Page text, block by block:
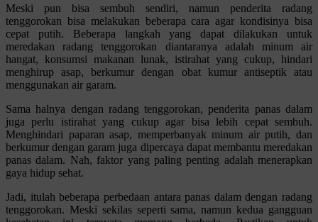
Meski pun bisa sembuh sendiri, namun penderita radang
tenggorokan bisa melakukan beberapa cara agar kondisinya bisa
cepat putih. Beberapa langkah yang dapat dilakukan untuk
meredakan radang tenggorokan diantaranya adalah minum air
hangat, konsumsi makanan lunak, istirahat yang cukup, hindari
menghirup asap, berkumur dengan obat kumur antiseptik atau
menggunakan air garam.
Sama halnya dengan radang tenggorokan, penderita panas dalam
juga perlu istirahat yang cukup agar bisa lebih cepat sembuh.
Menghindari paparan asap, memperbanyak minum air putih, dan
berkumur dengan garam juga dipercaya dapat membantu meredakan
panas dalam. Nah, faktor yang paling penting adalah menerapkan
gaya hidup sehat.
Jadi, itulah beberapa perbedaan antara panas dalam dengan radang
tenggorokan. Meski sekilas seperti sama, namun kedua gangguan